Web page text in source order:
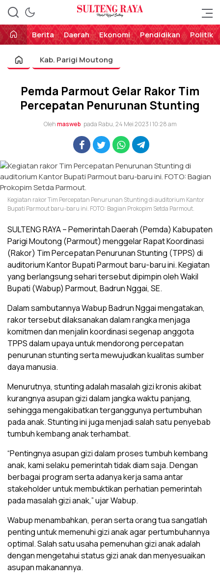
Sulteng Raya
Perekat Rakyat Sulteng
Berita
Daerah Ekonomi Pendidikan Politik
Kab. Parigi Moutong
Pemda Parmout Gelar Rakor Tim
Percepatan Penurunan Stunting
Olehmasweb pada Rabu, 24 Mei 2023 | 10:28 am
Kegiatan rakor Tim Percepatan Penurunan Stunting di auditorium Kantor
Bupati Parmout baru-baru ini. FOTO: Bagian Prokopim Setda Parmout.
SULTENG RAYA – Pemerintah Daerah (Pemda) Kabupaten
Parigi Moutong (Parmout) menggelar Rapat Koordinasi
(Rakor) Tim Percepatan Penurunan Stunting (TPPS) di
auditorium Kantor Bupati Parmout baru-baru ini. Kegiatan
yang berlangsung sehari tersebut dipimpin oleh Wakil
Bupati (Wabup) Parmout, Badrun Nggai, SE.
Dalam sambutannya Wabup Badrun Nggai mengatakan,
rakor tersebut dilaksanakan dalam rangka menjaga
komitmen dan menjalin koordinasi segenap anggota
TPPS dalam upaya untuk mendorong percepatan
penurunan stunting serta mewujudkan kualitas sumber
daya manusia.
Menurutnya, stunting adalah masalah gizi kronis akibat
kurangnya asupan gizi dalam jangka waktu panjang,
sehingga mengakibatkan terganggunya pertumbuhan
pada anak. Stunting ini juga menjadi salah satu penyebab
tumbuh kembang anak terhambat.
“Pentingnya asupan gizi dalam proses tumbuh kembang
anak, kami selaku pemerintah tidak diam saja. Dengan
berbagai program serta adanya kerja sama antar
stakeholder untuk membuktikan perhatian pemerintah
pada masalah gizi anak,” ujar Wabup.
Wabup menambahkan, peran serta orang tua sangatlah
penting untuk memenuhi gizi anak agar pertumbuhannya
optimal. Salah satu usaha pemenuhan gizi anak adalah
dengan mengetahui status gizi anak dan menyesuaikan
asupan makanannya.